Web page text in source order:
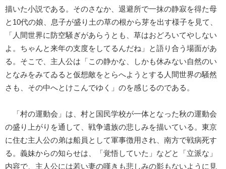
描いた小説である。そのさなか、退避所で一抹の静寂を得た母
と10代の娘、息子が盛り土の草の根から芽を出す様子を見て、
「人間世界に防空騒ぎがあらうとも、草はおどろいてやしない
よ。ちゃんと来年の支度をしてるんだね」と語り合う場面があ
る。そこで、主人公は「この静かな、しかも休みない自然のい
となみをみてゐると仮想敵をとらへようとする人間世界の騒然
さも、その中へとけこんでゆく」のを感じるのである。
「村の運動会」は、村と国民学校が一体となった秋の運動会
の盛り上がりを通して、戦争遺族の悲しみを描いている。東京
に住む主人公の弟は船員として軍事徴用され、南方で戦病死す
る。義妹からの知らせは、「覚悟していた」などと「立派な」
内容で、主人公には若い妻の嘆きも悲しみの影もないように見